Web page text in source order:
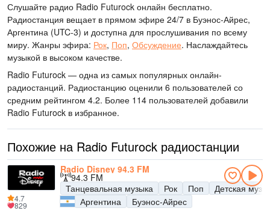
Слушайте радио Radio Futurock онлайн бесплатно.
Радиостанция вещает в прямом эфире 24/7 в Буэнос-Айрес,
Аргентина (UTC-3) и доступна для прослушивания по всему
миру. Жанры эфира: Рок, Поп, Обсуждение. Наслаждайтесь
музыкой в высоком качестве.
Radio Futurock — одна из самых популярных онлайн-
радиостанций. Радиостанцию оценили 6 пользователей со
средним рейтингом 4.2. Более 114 пользователей добавили
Radio Futurock в избранное.
Похожие на Radio Futurock радиостанции
Radio Disney 94.3 FM
94.3 FM
Танцевальная музыка
Рок Поп
Детская
Аргентина
Буэнос-Айрес
4.7
829